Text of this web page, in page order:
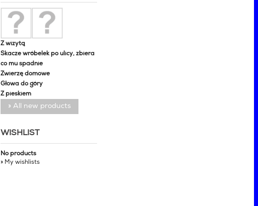
Z wizytą
Skacze wróbelek po ulicy, zbiera
co mu spadnie
Zwierzę domowe
Głowa do góry
Z pieskiem
» All new products
WISHLIST
No products
» My wishlists